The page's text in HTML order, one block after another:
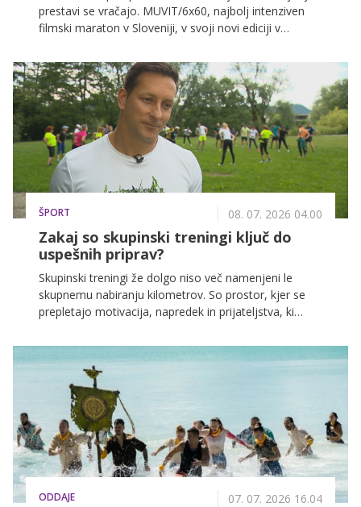
prestavi se vračajo. MUVIT/6x60, najbolj intenziven
filmski maraton v Sloveniji, v svoji novi ediciji v
ustvarjalnosti že dobro poznajo. Le 60 ur. Ena
priložnost. Enake usmeritve za vse ekipe. In cilj, da
kratki film doživi premiero na velikem platnu. Od 17.
do 19. avgusta bodo filmski ustvarjalci znova
tekmovali s časom in izzivom, ki ga lahko premagajo
le najboljši. Vrhunec filmske dirke pa bomo dočakali
21. avgusta na veliki premieri v Odiseji Ljubljana.
ŠPORT 08. 07. 2026 04.00
Zakaj so skupinski treningi ključ do
uspešnih priprav?
Skupinski treningi že dolgo niso več namenjeni le
skupnemu nabiranju kilometrov. So prostor, kjer se
prepletajo motivacija, napredek in prijateljstva, ki
Zakaj imajo tekaške skupine tako pomembno vlogo
pri pripravah na NLB Ljubljanski maraton, nam je
zaupal trener Boris Fluher.
ODDAJE 07. 07. 2026 16.04